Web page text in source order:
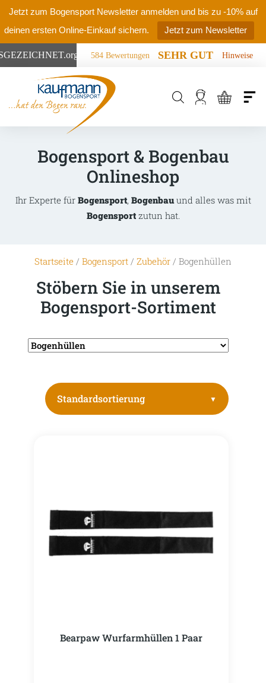
Jetzt zum Bogensport Newsletter anmelden und bis zu -10% auf
deinen ersten Online-Einkauf sichern.
Jetzt zum Newsletter
.org 584 Bewertungen SEHR GUT Hinweise
Products
search
Bogensport & Bogenbau
Onlineshop
Ihr Experte für Bogensport, Bogenbauund alles was mit
Bogensportzutun hat.
Startseite / Bogensport / Zubehör / Bogenhüllen
Stöbern Sie in unserem
Bogensport-Sortiment
Bearpaw Wurfarmhüllen 1 Paar